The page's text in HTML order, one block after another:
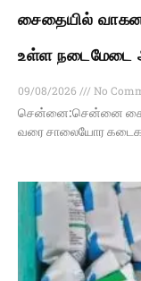
சைதையில் வாகன
உள்ள நடைமேடை
09/08/2026
No
சென்னை:சென்னை
வரை சாலையோர